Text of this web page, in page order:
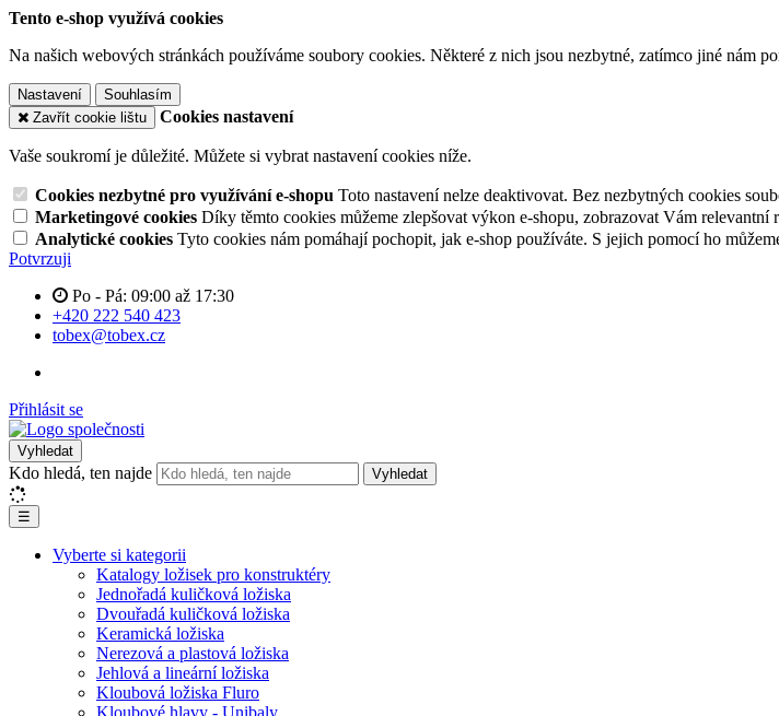
Tento e-shop využívá cookies
Na našich webových stránkách používáme soubory cookies. Některé z nich jsou nezbytné, zatímco jiné nám
Nastavení
Souhlasím
Zavřít cookie lištu
Cookies nastavení
Vaše soukromí je důležité. Můžete si vybrat nastavení cookies níže.
Cookies nezbytné pro využívání e-shopu Toto nastavení nelze deaktivovat. Bez nezbytných cookies
Marketingové cookies Díky těmto cookies můžeme zlepšovat výkon e-shopu, zobrazovat Vám
Analytické cookies Tyto cookies nám pomáhají pochopit, jak e-shop používáte. S jejich pomocí ho
Potvrzuji
Po - Pá: 09:00 až 17:30
+420 222 540 423
tobex@tobex.cz
Přihlásit se
Vyhledat
Kdo hledá, ten najde Vyhledat
☰
Vyberte si kategorii
Katalogy ložisek pro konstruktéry
Jednořadá kuličková ložiska
Dvouřadá kuličková ložiska
Keramická ložiska
Nerezová a plastová ložiska
Jehlová a lineární ložiska
Kloubová ložiska Fluro
Kloubové hlavy - Unibaly